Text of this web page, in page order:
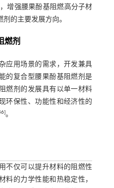
增强腰果酚基阻燃高分子材
的主要发展方向。
燃剂
应用场景的需求，开发兼具
的复合型腰果酚基阻燃剂是
燃剂的发展具有以单一材料
环保性、功能性和经济性的
]。
不仅可以提升材料的阻燃性
料的力学性能和热稳定性，